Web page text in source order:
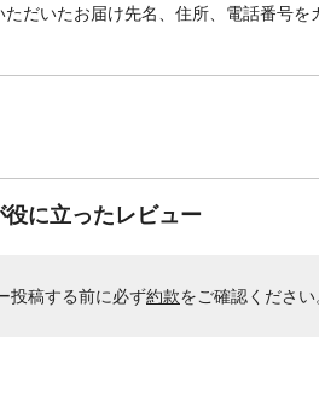
ただいたお届け先名、住所、電話番号
役に立ったレビュー
投稿する前に必ず約款をご確認くださ